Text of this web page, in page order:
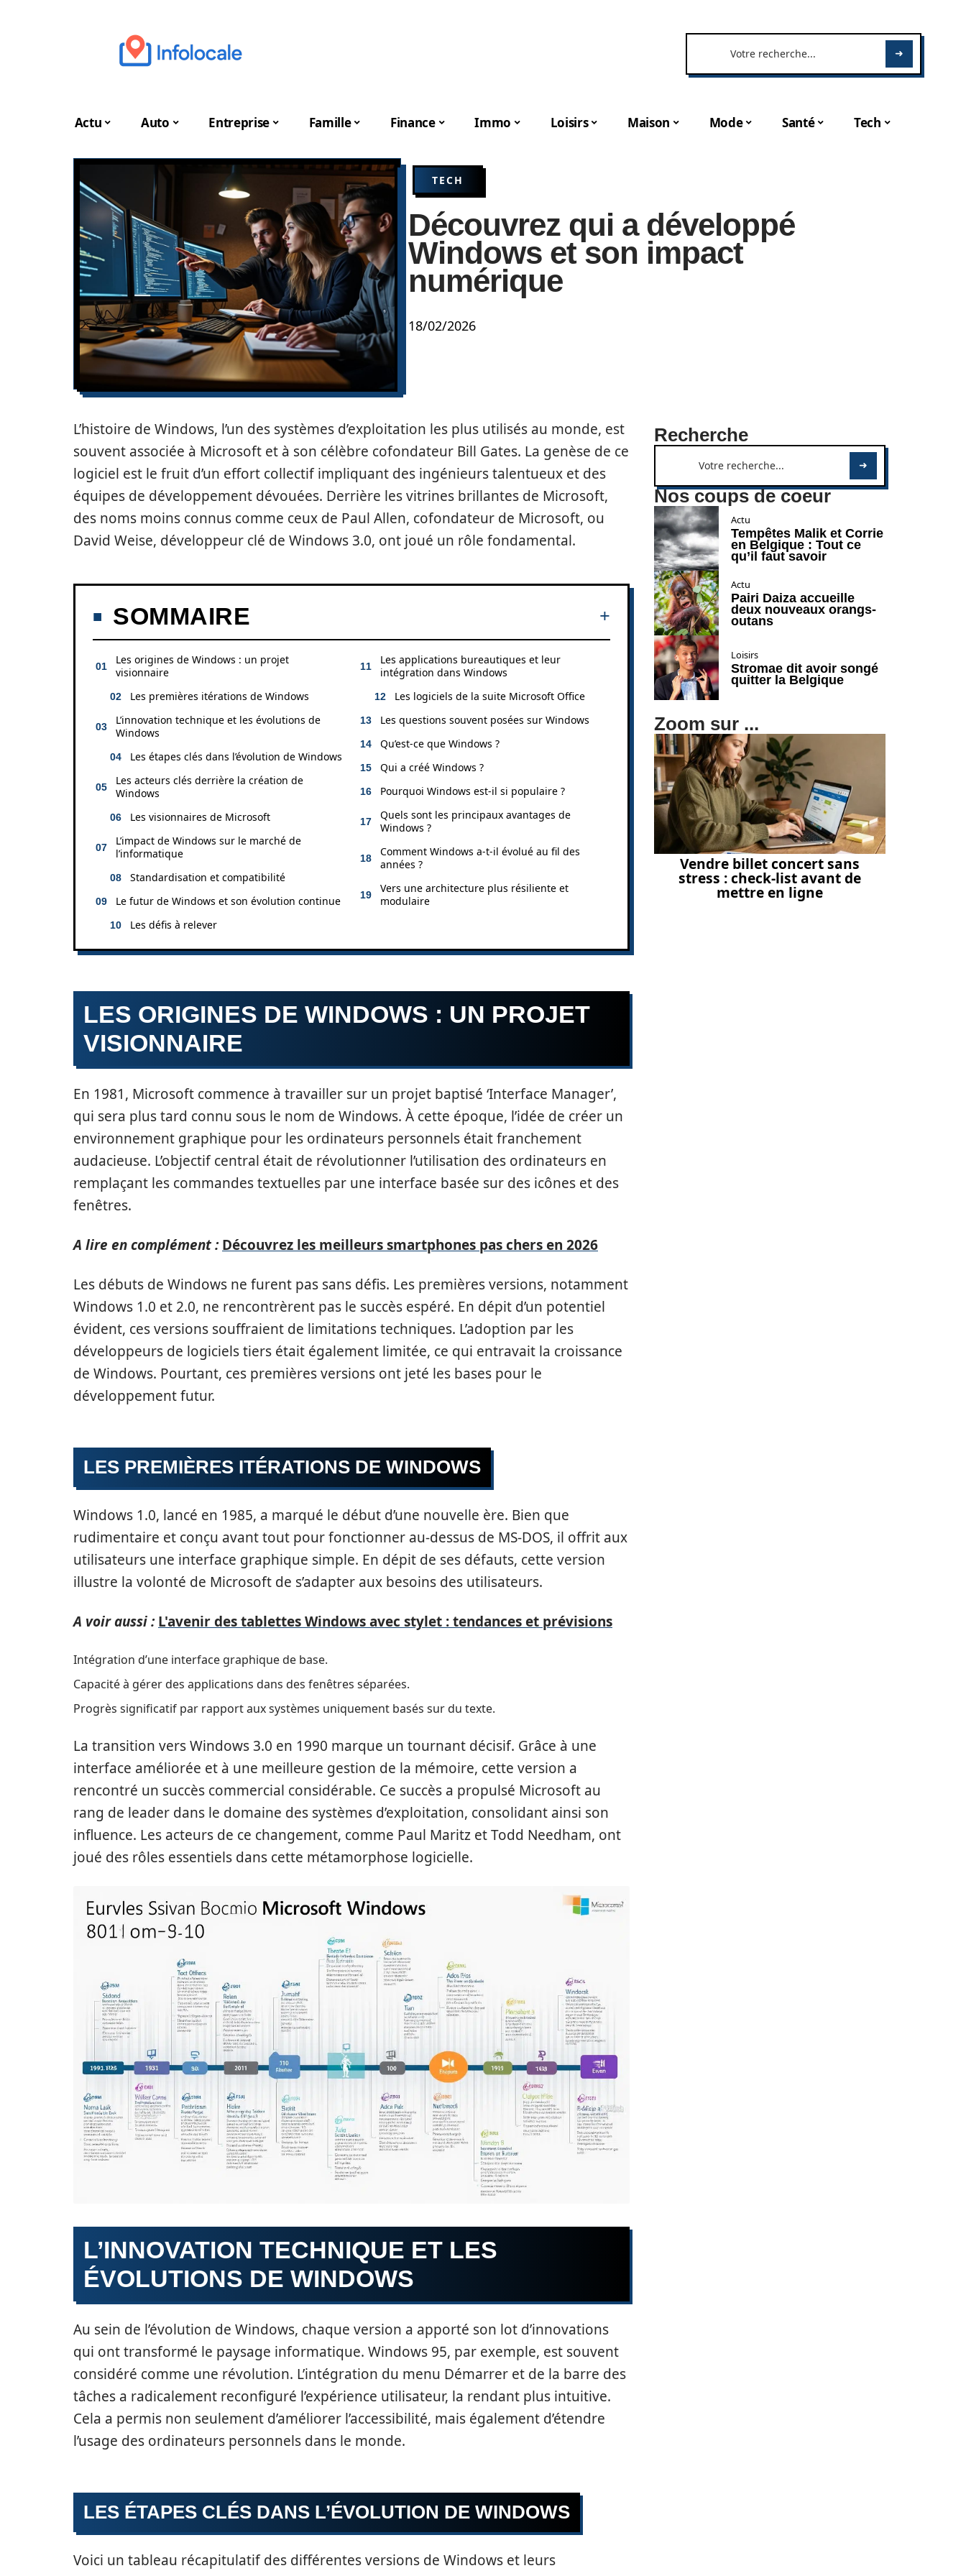
Actu Auto Entreprise Famille Finance Immo Loisirs Maison Mode Santé Tech
TECH
Découvrez qui a développé
Windows et son impact
numérique
18/02/2026
L’histoire de Windows, l’un des systèmes d’exploitation les plus utilisés au monde, est
souvent associée à Microsoft et à son célèbre cofondateur Bill Gates. La genèse de ce
logiciel est le fruit d’un effort collectif impliquant des ingénieurs talentueux et des
équipes de développement dévouées. Derrière les vitrines brillantes de Microsoft,
des noms moins connus comme ceux de Paul Allen, cofondateur de Microsoft, ou
David Weise, développeur clé de Windows 3.0, ont joué un rôle fondamental.
SOMMAIRE
Les origines de Windows : un projet
visionnaire
Les premières itérations de Windows
L’innovation technique et les évolutions de
Windows
Les étapes clés dans l’évolution de Windows
Les acteurs clés derrière la création de
Windows
Les visionnaires de Microsoft
L’impact de Windows sur le marché de
l’informatique
Standardisation et compatibilité
Le futur de Windows et son évolution continue
Les défis à relever
Les applications bureautiques et leur
intégration dans Windows
Les logiciels de la suite Microsoft Office
Les questions souvent posées sur Windows
Qu’est-ce que Windows ?
Qui a créé Windows ?
Pourquoi Windows est-il si populaire ?
Quels sont les principaux avantages de
Windows ?
Comment Windows a-t-il évolué au fil des
années ?
Vers une architecture plus résiliente et
modulaire
LES ORIGINES DE WINDOWS : UN PROJET
VISIONNAIRE
En 1981, Microsoft commence à travailler sur un projet baptisé ‘Interface Manager’,
qui sera plus tard connu sous le nom de Windows. À cette époque, l’idée de créer un
environnement graphique pour les ordinateurs personnels était franchement
audacieuse. L’objectif central était de révolutionner l’utilisation des ordinateurs en
remplaçant les commandes textuelles par une interface basée sur des icônes et des
fenêtres.
A lire en complément : Découvrez les meilleurs smartphones pas chers en 2026
Les débuts de Windows ne furent pas sans défis. Les premières versions, notamment
Windows 1.0 et 2.0, ne rencontrèrent pas le succès espéré. En dépit d’un potentiel
évident, ces versions souffraient de limitations techniques. L’adoption par les
développeurs de logiciels tiers était également limitée, ce qui entravait la croissance
de Windows. Pourtant, ces premières versions ont jeté les bases pour le
développement futur.
LES PREMIÈRES ITÉRATIONS DE WINDOWS
Windows 1.0, lancé en 1985, a marqué le début d’une nouvelle ère. Bien que
rudimentaire et conçu avant tout pour fonctionner au-dessus de MS-DOS, il offrit aux
utilisateurs une interface graphique simple. En dépit de ses défauts, cette version
illustre la volonté de Microsoft de s’adapter aux besoins des utilisateurs.
A voir aussi : L'avenir des tablettes Windows avec stylet : tendances et prévisions
Intégration d’une interface graphique de base.
Capacité à gérer des applications dans des fenêtres séparées.
Progrès significatif par rapport aux systèmes uniquement basés sur du texte.
La transition vers Windows 3.0 en 1990 marque un tournant décisif. Grâce à une
interface améliorée et à une meilleure gestion de la mémoire, cette version a
rencontré un succès commercial considérable. Ce succès a propulsé Microsoft au
rang de leader dans le domaine des systèmes d’exploitation, consolidant ainsi son
influence. Les acteurs de ce changement, comme Paul Maritz et Todd Needham, ont
joué des rôles essentiels dans cette métamorphose logicielle.
L’INNOVATION TECHNIQUE ET LES
ÉVOLUTIONS DE WINDOWS
Au sein de l’évolution de Windows, chaque version a apporté son lot d’innovations
qui ont transformé le paysage informatique. Windows 95, par exemple, est souvent
considéré comme une révolution. L’intégration du menu Démarrer et de la barre des
tâches a radicalement reconfiguré l’expérience utilisateur, la rendant plus intuitive.
Cela a permis non seulement d’améliorer l’accessibilité, mais également d’étendre
l’usage des ordinateurs personnels dans le monde.
LES ÉTAPES CLÉS DANS L’ÉVOLUTION DE WINDOWS
Voici un tableau récapitulatif des différentes versions de Windows et leurs
Recherche
Nos coups de coeur
Actu
Tempêtes Malik et Corrie
en Belgique : Tout ce
qu’il faut savoir
Actu
Pairi Daiza accueille
deux nouveaux orangs-
outans
Loisirs
Stromae dit avoir songé
quitter la Belgique
Zoom sur ...
Vendre billet concert sans
stress : check-list avant de
mettre en ligne